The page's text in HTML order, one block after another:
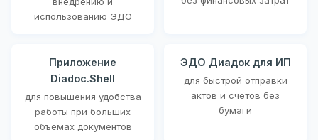
использованию ЭДО
Приложение
Diadoc.Shell
для повышения удобства
работы при больших
объемах документов
ЭДО Диадок для ИП
для быстрой отправки
актов и счетов без
бумаги